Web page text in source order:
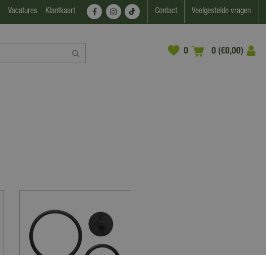
Vacatures Klantkaart Contact Veelgestelde vragen
0 (€0,00)